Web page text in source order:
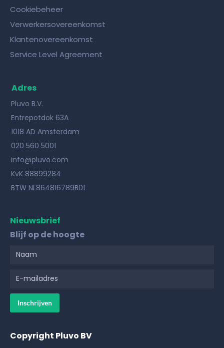
Cookiebeheer
Verwerkersovereenkomst
Klantenovereenkomst
Service Level Agreement
Adres
Pluvo B.V.
Entrepotdok 63A
1018 AD Amsterdam
020 560 5001
info@pluvo.com
KvK 88899284
BTW NL864816789B01
Nieuwsbrief
Blijf op de hoogte
Copyright Pluvo BV